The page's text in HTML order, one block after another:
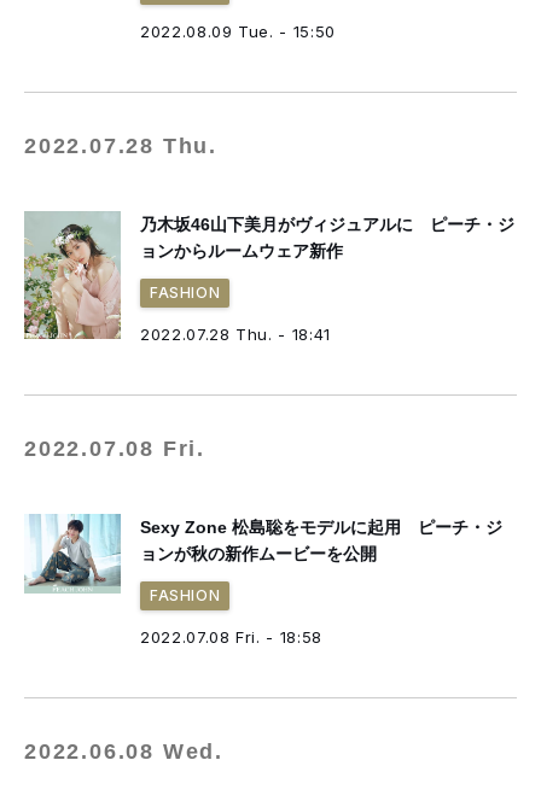
2022.08.09 Tue. - 15:50
2022.07.28 Thu.
乃木坂46山下美月がヴィジュアルに ピーチ・ジ
ョンからルームウェア新作
FASHION
2022.07.28 Thu. - 18:41
2022.07.08 Fri.
Sexy Zone 松島聡をモデルに起用 ピーチ・ジ
ョンが秋の新作ムービーを公開
FASHION
2022.07.08 Fri. - 18:58
2022.06.08 Wed.